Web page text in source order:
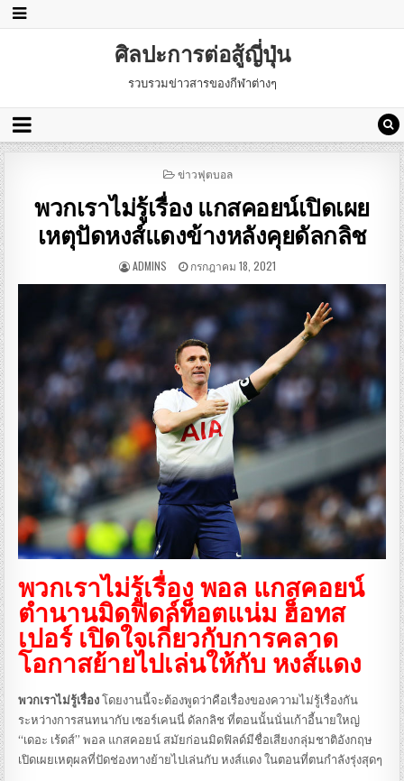
ศิลปะการต่อสู้ญี่ปุ่น
รวบรวมข่าวสารของกีฬาต่างๆ
POSTED
ข่าวฟุตบอล
พวกเราไม่รู้เรื่อง แกสคอยน์เปิดเผย
เหตุปัดหงส์แดงข้างหลังคุยดัลกลิช
ADMINS กรกฎาคม 18, 2021
พวกเราไม่รู้เรื่อง พอล แกสคอยน์
ตำนานมิดฟิดล์ท็อตแน่ม ฮ็อทส
เปอร์ เปิดใจเกี่ยวกับการคลาด
โอกาสย้ายไปเล่นให้กับ หงส์แดง
พวกเราไม่รู้เรื่อง โดยงานนี้จะต้องพูดว่าคือเรื่องของความไม่รู้เรื่องกัน
ระหว่างการสนทนากับ เซอร์เคนนี่ ดัลกลิช ที่ตอนนั้นนั่นเก้าอี้นายใหญ่
“เดอะ เร้ดส์” พอล แกสคอยน์ สมัยก่อนมิดฟิลด์มีชื่อเสียงกลุ่มชาติอังกฤษ
เปิดเผยเหตุผลที่ปัดช่องทางย้ายไปเล่นกับ หงส์แดง ในตอนที่ตนกำลังรุ่งสุดๆ